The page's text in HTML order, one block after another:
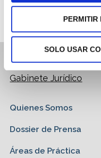
PERMITIR
SOLO USAR
Gabinete Jurídico
Quienes Somos
Dossier de Prensa
Áreas de Práctica